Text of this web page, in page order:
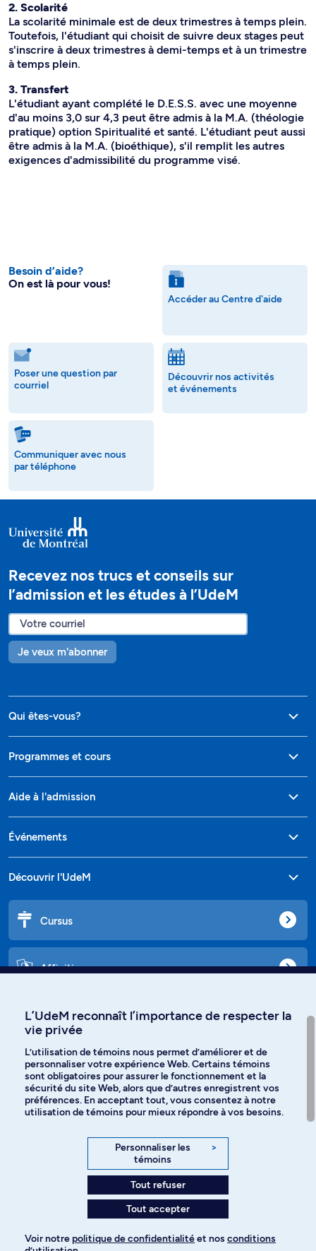
2. Scolarité
La scolarité minimale est de deux trimestres à temps plein.
Toutefois, l'étudiant qui choisit de suivre deux stages peut
s'inscrire à deux trimestres à demi-temps et à un trimestre
à temps plein.
3. Transfert
L'étudiant ayant complété le D.E.S.S. avec une moyenne
d'au moins 3,0 sur 4,3 peut être admis à la M.A. (théologie
pratique) option Spiritualité et santé. L'étudiant peut aussi
être admis à la M.A. (bioéthique), s'il remplit les autres
exigences d'admissibilité du programme visé.
Besoin d’aide?
On est là pour vous!
Accéder au Centre d'aide
Poser une question par
courriel
Découvrir nos activités
et événements
Communiquer avec nous
par téléphone
Recevez nos trucs et conseils sur
l’admission et les études à l’UdeM
Je veux m'abonner
Qui êtes-vous?
Programmes et cours
Aide à l'admission
Événements
Découvrir l'UdeM
Cursus
Affiniti
Langues
Facebook Instagram
TikTok YouTube
Politique de confidentialité
L’UdeM reconnaît l’importance de respecter la
vie privée
L’utilisation de témoins nous permet d’améliorer et de
personnaliser votre expérience Web. Certains témoins
sont obligatoires pour assurer le fonctionnement et la
sécurité du site Web, alors que d’autres enregistrent vos
préférences. En acceptant tout, vous consentez à notre
utilisation de témoins pour mieux répondre à vos besoins.
Personnaliser les
témoins
>
Tout refuser
Tout accepter
Voir notre politique de confidentialitéet nos conditions